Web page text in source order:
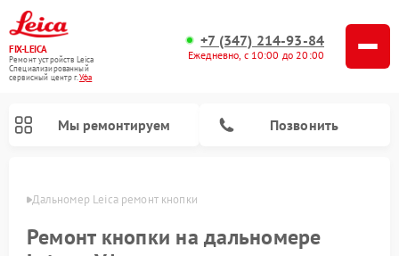
FIX-LEICA
Ремонт устройств Leica
Специализированный
cервисный центр г.Уфа
+7 (347) 214-93-84
Ежедневно, с 10:00 до 20:00
Мы ремонтируем Позвонить
Дальномер Leica ремонт кнопки
Ремонт кнопки на дальномере